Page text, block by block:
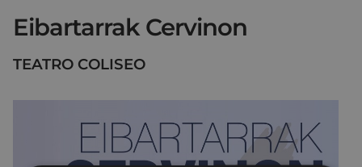
Eibartarrak Cervinon
TEATRO COLISEO